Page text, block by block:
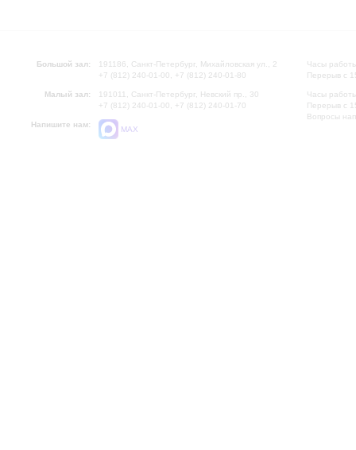
Большой зал:
191186, Санкт-Петербург, Михайловская ул., 2
+7 (812) 240-01-00, +7 (812) 240-01-80
Малый зал:
191011, Санкт-Петербург, Невский пр., 30
+7 (812) 240-01-00, +7 (812) 240-01-70
Напишите нам:
MAX
Часы
Перерыв с
Часы
Перерыв с
Вопросы